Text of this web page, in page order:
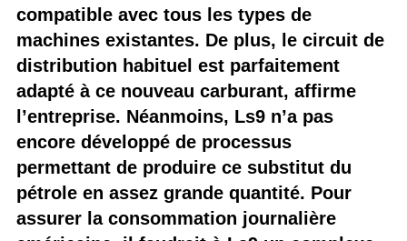
compatible avec tous les types de
machines existantes. De plus, le circuit de
distribution habituel est parfaitement
adapté à ce nouveau carburant, affirme
l’entreprise. Néanmoins, Ls9 n’a pas
encore développé de processus
permettant de produire ce substitut du
pétrole en assez grande quantité. Pour
assurer la consommation journalière